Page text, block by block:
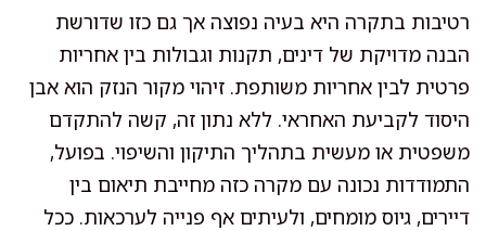
רטיבות בתקרה היא בעיה נפוצה אך גם כזו שדורשת
הבנה מדויקת של דינים, תקנות וגבולות בין אחריות
פרטית לבין אחריות משותפת. זיהוי מקור הנזק הוא אבן
היסוד לקביעת האחראי. ללא נתון זה, קשה להתקדם
משפטית או מעשית בתהליך התיקון והשיפוי. בפועל,
התמודדות נכונה עם מקרה כזה מחייבת תיאום בין
דיירים, גיוס מומחים, ולעיתים אף פנייה לערכאות. ככל